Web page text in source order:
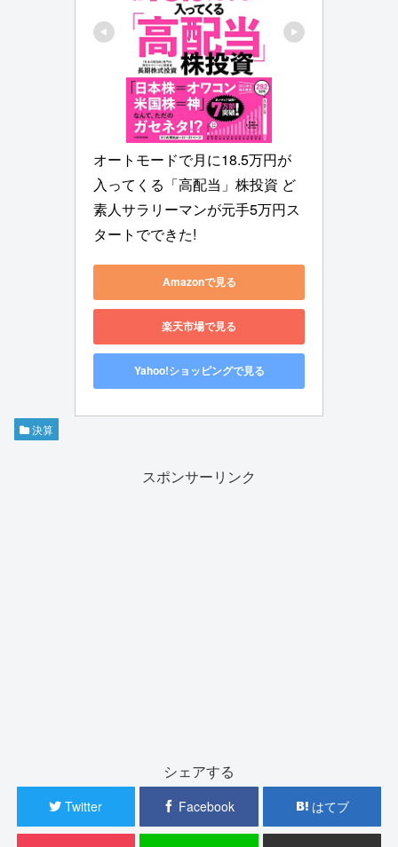
オートモードで月に18.5万円が
入ってくる「高配当」株投資 ど
素人サラリーマンが元手5万円ス
タートでできた!
Amazonで見る
楽天市場で見る
Yahoo!ショッピングで見る
決算
スポンサーリンク
シェアする
Twitter Facebook はてブ